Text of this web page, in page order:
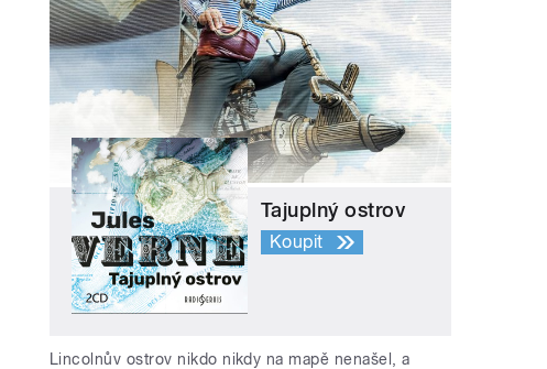
Tajuplný ostrov
Koupit
Lincolnův ostrov nikdo nikdy na mapě nenašel, a